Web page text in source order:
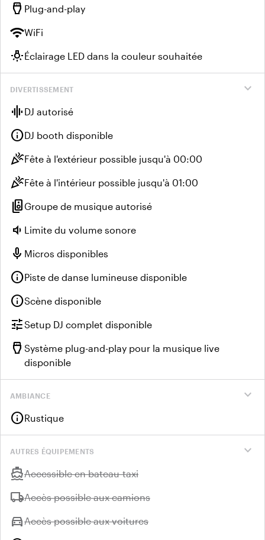
settings_input_hdmi Plug-and-play
wifiWiFi
wb_incandescentÉclairage LED dans la couleur souhaitée
expand_more
DIVERTISSEMENT
graphic_eq DJ autorisé
infoDJ booth disponible
celebrationFête à l'extérieur possible jusqu'à 00:00
celebrationFête à l'intérieur possible jusqu'à 01:00
speaker_groupGroupe de musique autorisé
volume_down Limite du volume sonore
mic Micros disponibles
infoPiste de danse lumineuse disponible
infoScène disponible
tuneSetup DJ complet disponible
settings_input_hdmi Système plug-and-play pour la musique live
disponible
expand_more
AMBIANCE
infoRustique
expand_more
AUTRES ÉQUIPEMENTS
directions_boatIndisponible :
Accessible en bateau-taxi
local_shippingIndisponible :
Accès possible aux camions
directions_carIndisponible :
Accès possible aux voitures